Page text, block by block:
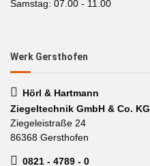
Samstag: 07.00 - 11.00
Werk Gersthofen
Hörl & Hartmann
Ziegeltechnik GmbH & Co. KG
Ziegeleistraße 24
86368 Gersthofen
0821 - 4789 - 0